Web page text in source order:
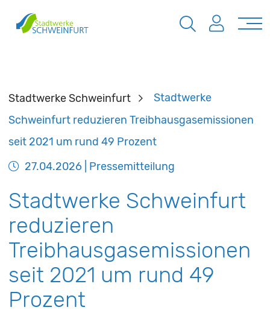
Stadtwerke Schweinfurt
Stadtwerke
Schweinfurt reduzieren Treibhausgasemissionen
seit 2021 um rund 49 Prozent
27.04.2026| Pressemitteilung
Stadtwerke Schweinfurt
reduzieren
Treibhausgasemissionen
seit 2021 um rund 49
Prozent